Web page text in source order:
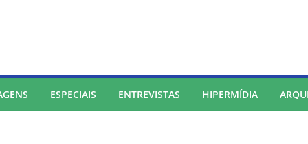
ESPECIAIS ENTREVISTAS HIPERMÍDIA